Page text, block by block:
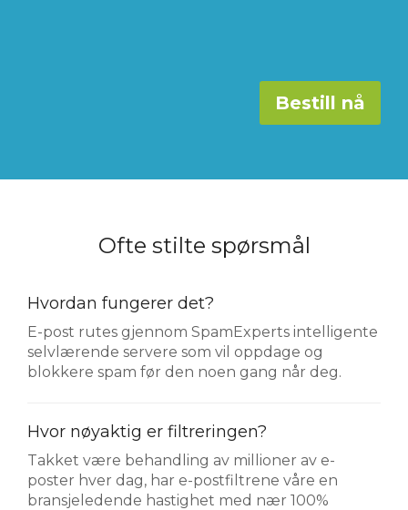
Bestill nå
Ofte stilte spørsmål
Hvordan fungerer det?
E-post rutes gjennom SpamExperts intelligente
selvlærende servere som vil oppdage og
blokkere spam før den noen gang når deg.
Hvor nøyaktig er filtreringen?
Takket være behandling av millioner av e-
poster hver dag, har e-postfiltrene våre en
bransjeledende hastighet med nær 100%